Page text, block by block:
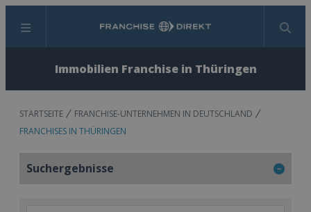
Menü Suchen
Immobilien Franchise in Thüringen
STARTSEITE
FRANCHISE-UNTERNEHMEN IN DEUTSCHLAND
FRANCHISES IN THÜRINGEN
Suchergebnisse